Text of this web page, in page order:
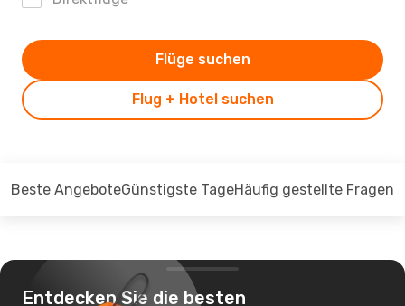
Flug + Hotel suchen
Flüge suchen
Beste AngeboteGünstigste TageHäufig gestellte Fragen
Entdecken Sie die besten